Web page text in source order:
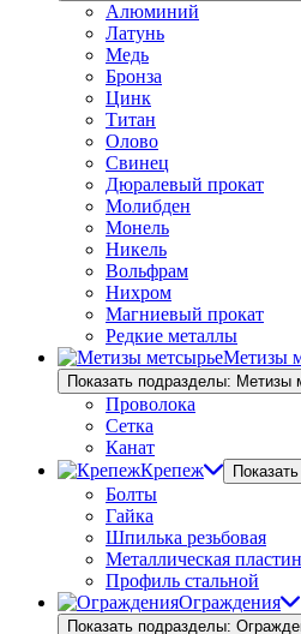
Алюминий
Латунь
Медь
Бронза
Цинк
Титан
Олово
Свинец
Дюралевый прокат
Молибден
Монель
Никель
Вольфрам
Нихром
Магниевый прокат
Редкие металлы
Метизы
Показать подразделы: Метизы
Проволока
Сетка
Канат
Крепеж
Болты
Гайка
Шпилька резьбовая
Металлическая
Профиль стальной
Ограждения
Показать подразделы: